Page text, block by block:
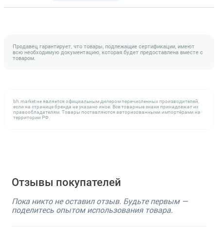
Продавец гарантирует, что товары, подлежащие сертификации, имеют
всю необходимую документацию, которая будет предоставлена вместе с
товаром.
bh.market не является официальным дилером перечисленных производителей,
если на странице бренда не указано иное. Все товарные знаки принадлежат их
правообладателям. Товары поставляются авторизованными импортёрами на
территории РФ.
Отзывы покупателей
Пока никто не оставил отзыв. Будьте первым —
поделитесь опытом использования товара.